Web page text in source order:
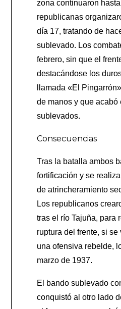
zona continuaron
republicanas
día 17, tratando de
sublevado. Los
febrero, sin que el
destacándose los
llamada «El
de manos y que acabó
sublevados.
Consecuencias
Tras la batalla ambos
fortificación y se
de atrincheramiento
Los republicanos
tras el río Tajuña, para
ruptura del frente, si
una ofensiva rebelde,
marzo de 1937.
El bando sublevado
conquistó al otro lado